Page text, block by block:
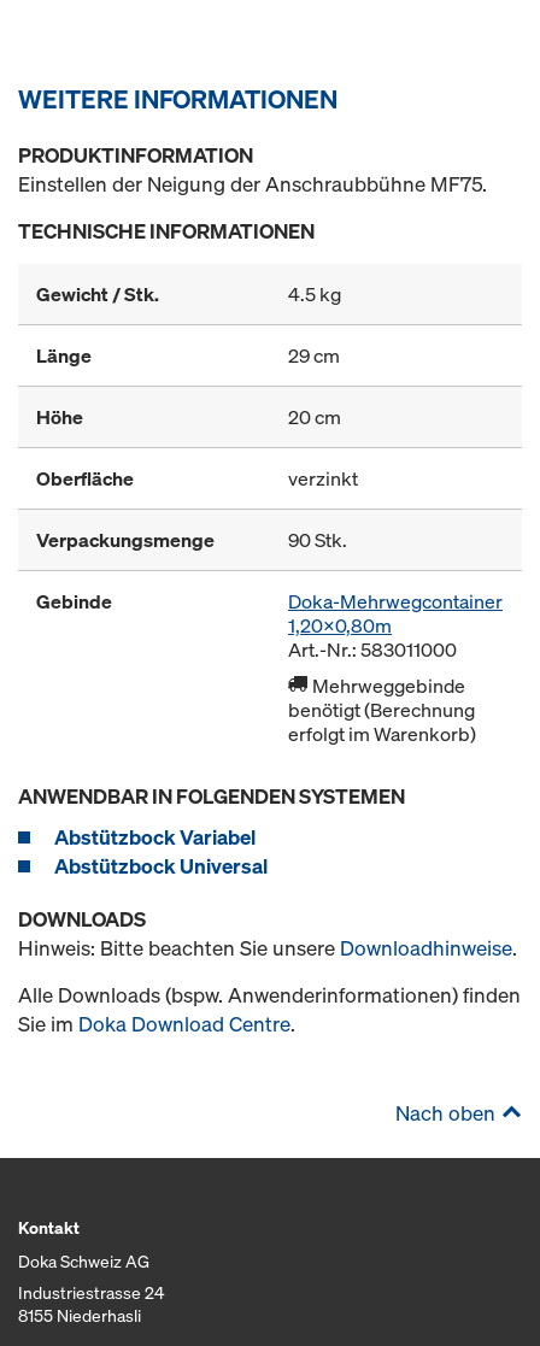
WEITERE INFORMATIONEN
PRODUKTINFORMATION
Einstellen der Neigung der Anschraubbühne MF75.
TECHNISCHE INFORMATIONEN
Gewicht / Stk. 4.5 kg
Länge 29 cm
Höhe 20 cm
Oberfläche verzinkt
Verpackungsmenge 90 Stk.
Gebinde
Doka-Mehrwegcontainer
1,20x0,80m
Art.-Nr.: 583011000
Mehrweggebinde
benötigt (Berechnung
erfolgt im Warenkorb)
ANWENDBAR IN FOLGENDEN SYSTEMEN
Abstützbock Variabel
Abstützbock Universal
DOWNLOADS
Hinweis: Bitte beachten Sie unsere Downloadhinweise.
Alle Downloads (bspw. Anwenderinformationen) finden
Sie im Doka Download Centre.
Nach oben
Kontakt
Doka Schweiz AG
Industriestrasse 24
8155 Niederhasli